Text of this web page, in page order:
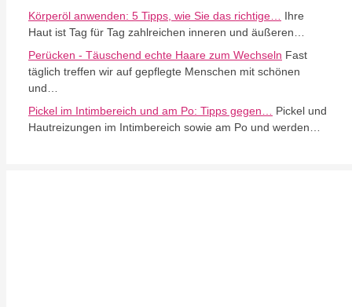
Körperöl anwenden: 5 Tipps, wie Sie das richtige…
Ihre
Haut ist Tag für Tag zahlreichen inneren und äußeren…
Perücken - Täuschend echte Haare zum Wechseln Fast
täglich treffen wir auf gepflegte Menschen mit schönen
und…
Pickel im Intimbereich und am Po: Tipps gegen…
Pickel und
Hautreizungen im Intimbereich sowie am Po und werden…